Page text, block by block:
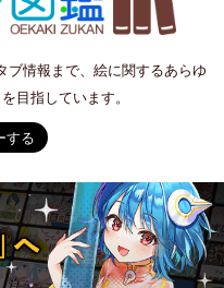
ブ情報まで、絵に関するあらゆ
目指しています。